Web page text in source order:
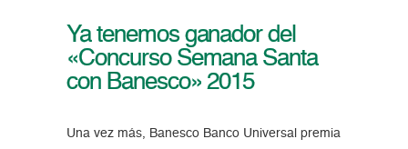
Ya tenemos ganador del
«Concurso Semana Santa
con Banesco» 2015
Una vez más, Banesco Banco Universal premia